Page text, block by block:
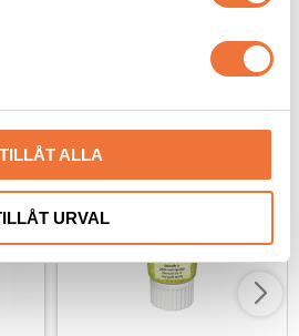
TILLÅT ALLA
URVAL
produkter